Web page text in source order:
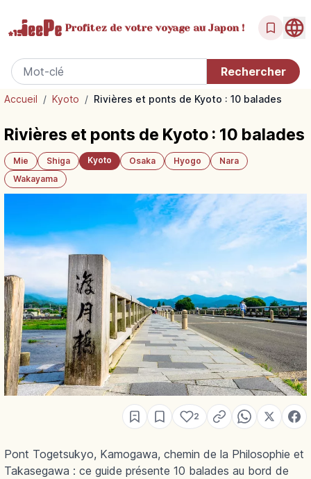
Profitez de votrevoyage au Japon !
Accueil / Kyoto / Rivières et ponts de Kyoto : 10 balades
Rivières et ponts de Kyoto : 10 balades
Mie Shiga Kyoto Osaka Hyogo
Nara
Wakayama
2
Pont Togetsukyo, Kamogawa, chemin de la Philosophie et
Takasegawa : ce guide présente 10 balades au bord de